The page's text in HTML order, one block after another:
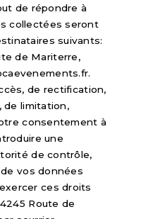
de répondre à
collectées seront
suivants:
de Mariterre,
de rectification,
de limitation,
consentement à
une
de contrôle,
vos données
ces droits
Route de